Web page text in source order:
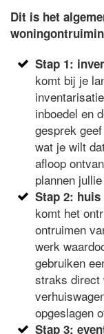
Dit is het
Stap 1:
komt bij je
inboedel en
gesprek
wat je wilt
afloop
plannen
Stap 2:
komt het
ontruimen
werk
gebruiken
straks direct
opgeslagen
Stap 3: